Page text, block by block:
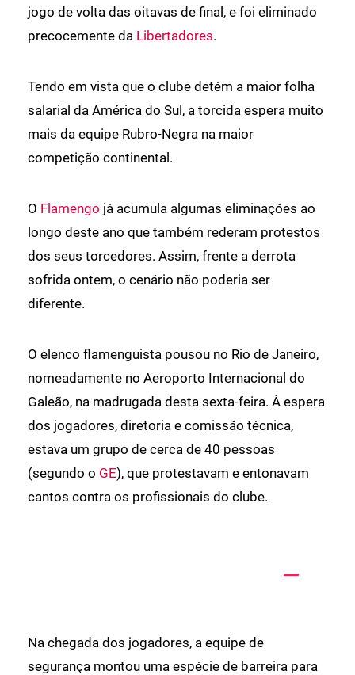
jogo de volta das oitavas de final, e foi eliminado
precocemente da Libertadores.
Tendo em vista que o clube detém a maior folha
salarial da América do Sul, a torcida espera muito
mais da equipe Rubro-Negra na maior
competição continental.
O Flamengo já acumula algumas eliminações ao
longo deste ano que também rederam protestos
dos seus torcedores. Assim, frente a derrota
sofrida ontem, o cenário não poderia ser
diferente.
O elenco flamenguista pousou no Rio de Janeiro,
nomeadamente no Aeroporto Internacional do
Galeão, na madrugada desta sexta-feira. À espera
dos jogadores, diretoria e comissão técnica,
estava um grupo de cerca de 40 pessoas
(segundo o GE), que protestavam e entonavam
cantos contra os profissionais do clube.
Na chegada dos jogadores, a equipe de
segurança montou uma espécie de barreira para